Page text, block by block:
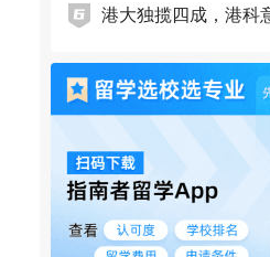
港大独揽四成，港科
在掉队……